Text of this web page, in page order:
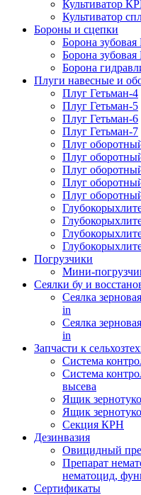
Культиватор
Культиватор
Бороны и сцепки
Борона
Борона зубовая
Борона
Плуги навесные и
Плуг Гетьман-4
Плуг Гетьман-5
Плуг Гетьман-6
Плуг Гетьман-7
Плуг
Плуг
Плуг
Плуг
Плуг
Погрузчики
Мини-
Сеялки бу и
Сеялка
in
Сеялка
in
Запчасти к
Система
Система
высева
Ящик
Ящик
Секция КРН
Дезинвазия
Овицидный
Препарат
нематоцид,
Сертификаты